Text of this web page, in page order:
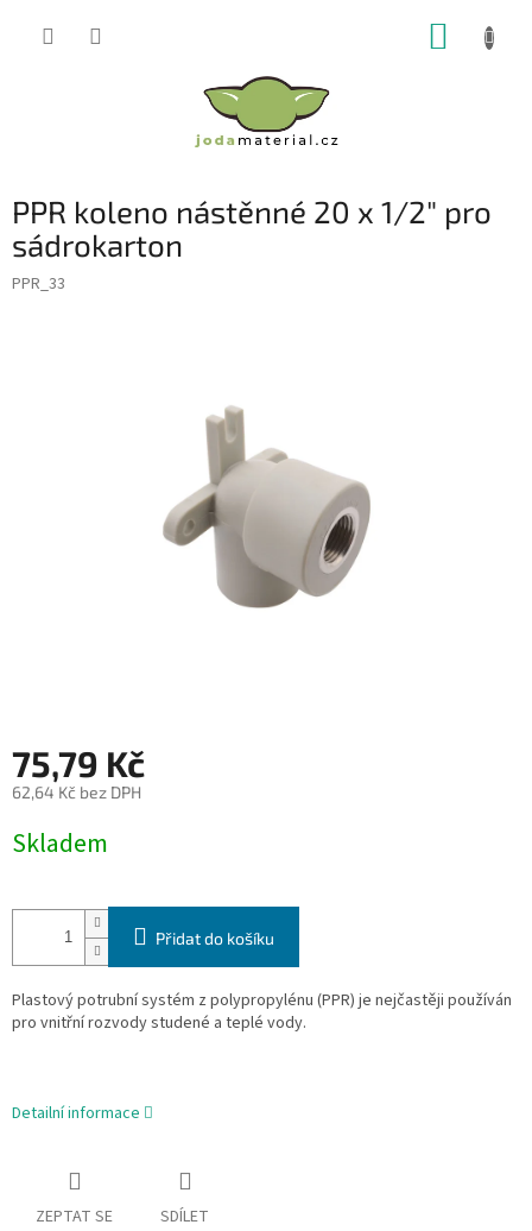
PPR koleno nástěnné 20 x 1/2" pro
sádrokarton
PPR_33
75,79 Kč
62,64 Kč bez DPH
cena:
Skladem
Přidat do košíku
Plastový potrubní systém z polypropylénu (PPR) je nejčastěji používán
pro vnitřní rozvody studené a teplé vody.
Detailní informace
ZEPTAT SE SDÍLET